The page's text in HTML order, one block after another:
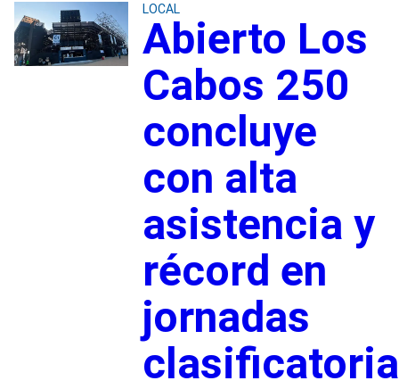
LOCAL
Abierto Los
Cabos 250
concluye
con alta
asistencia y
récord en
jornadas